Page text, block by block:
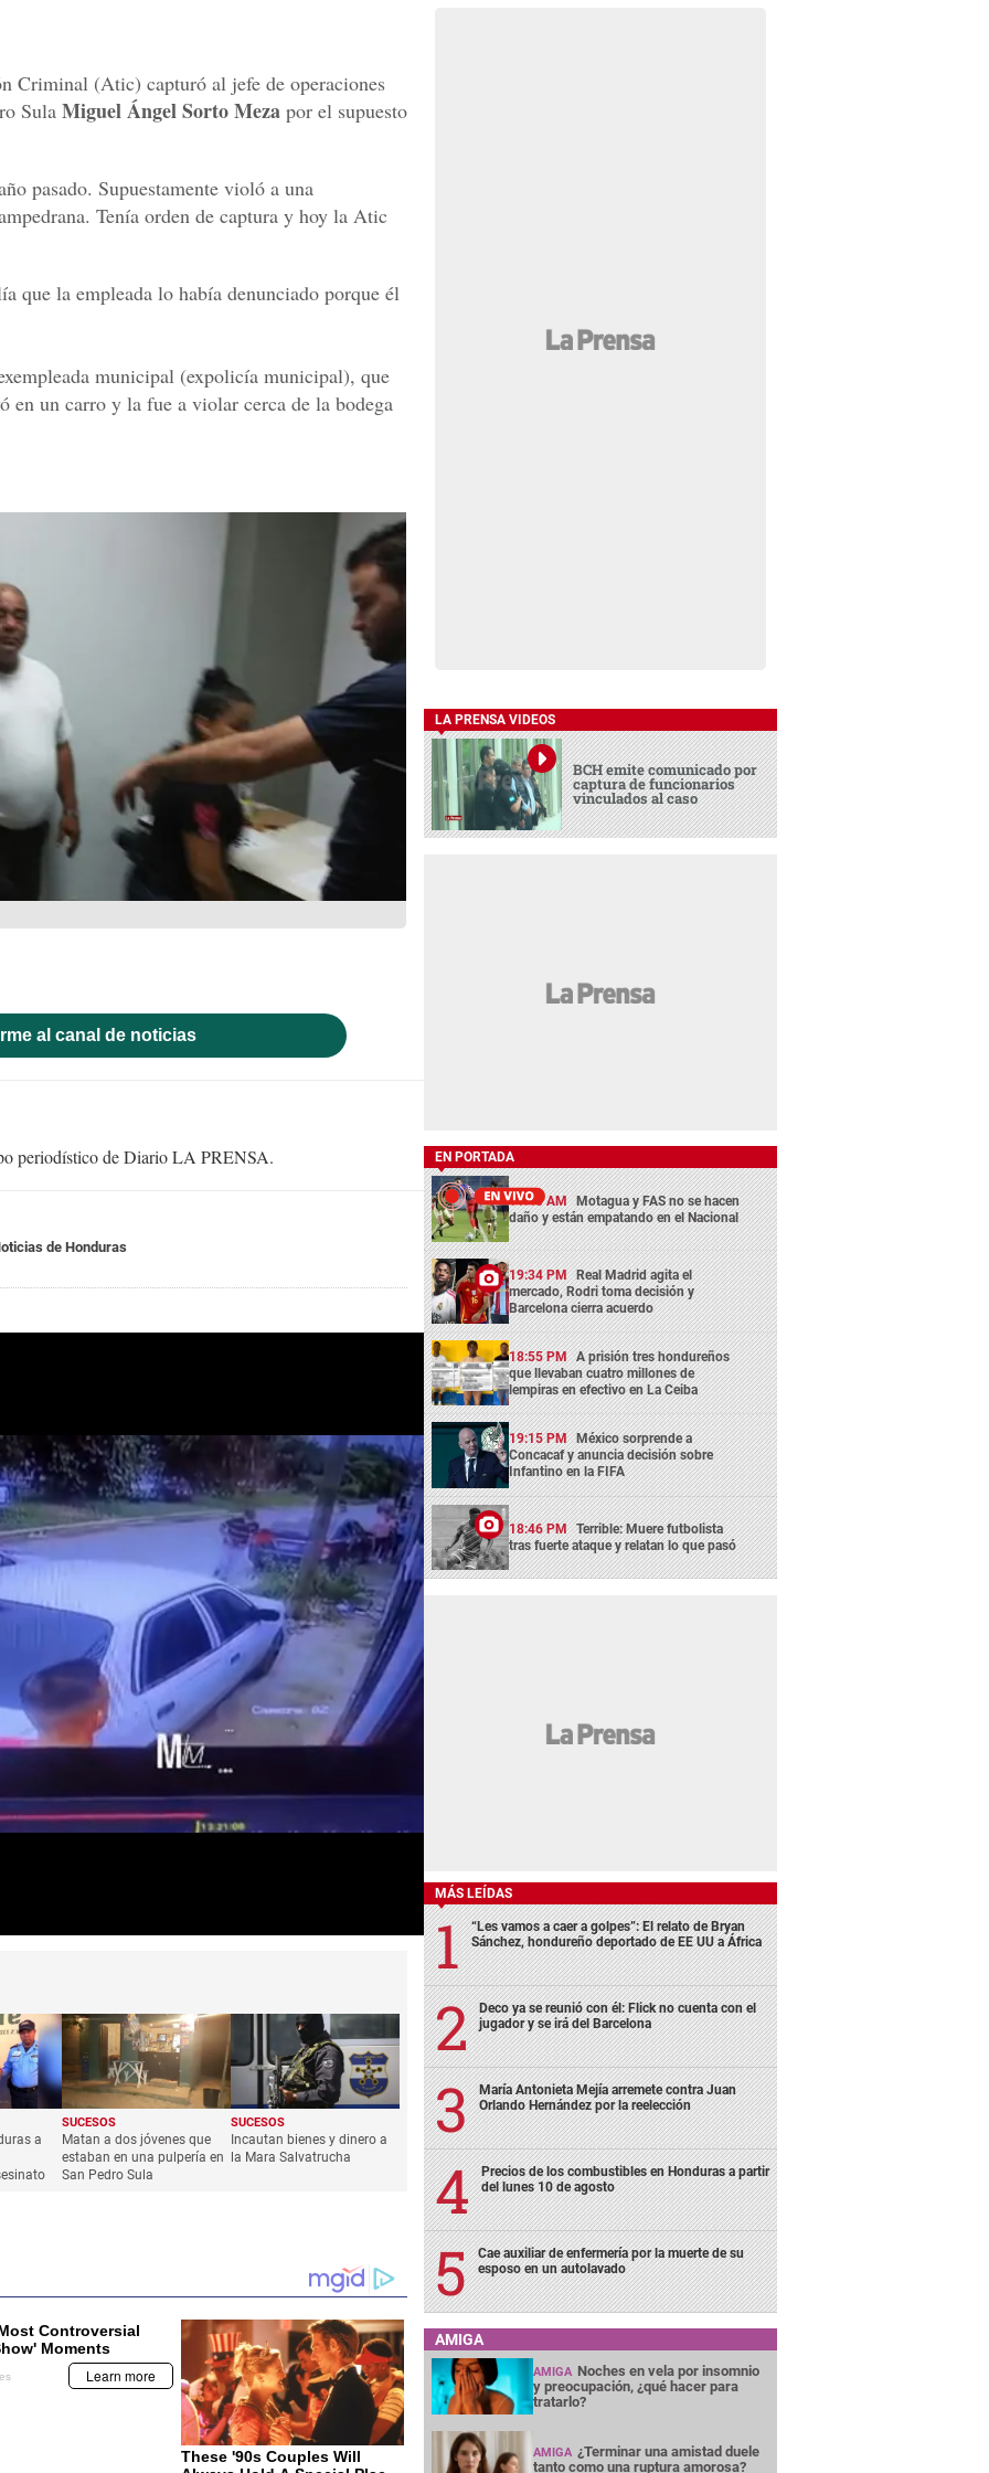
Criminal (Atic) capturó al jefe de operaciones
Sula Miguel Ángel Sorto Meza por el supuesto
pasado. Supuestamente violó a una
Tenía orden de captura y hoy la Atic
que la empleada lo había denunciado porque él
municipal (expolicía municipal), que
en un carro y la fue a violar cerca de la bodega
al canal de noticias
periodístico de Diario LA PRENSA.
de Honduras
a
SUCESOS
Matan a dos jóvenes que
estaban en una pulpería en
San Pedro Sula
SUCESOS
Incautan bienes y dinero a
la Mara Salvatrucha
LA PRENSA VIDEOS
BCH emite comunicado por
captura de funcionarios
vinculados al caso
EN PORTADA
11:45 AM Motagua y FAS no se hacen
daño y están empatando en el Nacional
19:34 PM Real Madrid agita el
mercado, Rodri toma decisión y
Barcelona cierra acuerdo
18:55 PM A prisión tres hondureños
que llevaban cuatro millones de
lempiras en efectivo en La Ceiba
19:15 PM México sorprende a
Concacaf y anuncia decisión sobre
Infantino en la FIFA
18:46 PM Terrible: Muere futbolista
tras fuerte ataque y relatan lo que pasó
MÁS LEÍDAS
“Les vamos a caer a golpes”: El relato de Bryan
Sánchez, hondureño deportado de EE UU a África
Deco ya se reunió con él: Flick no cuenta con el
jugador y se irá del Barcelona
María Antonieta Mejía arremete contra Juan
Orlando Hernández por la reelección
Precios de los combustibles en Honduras a partir
del lunes 10 de agosto
Cae auxiliar de enfermería por la muerte de su
esposo en un autolavado
AMIGA
AMIGA Noches en vela por insomnio
y preocupación, ¿qué hacer para
tratarlo?
AMIGA ¿Terminar una amistad duele
tanto como una ruptura amorosa?